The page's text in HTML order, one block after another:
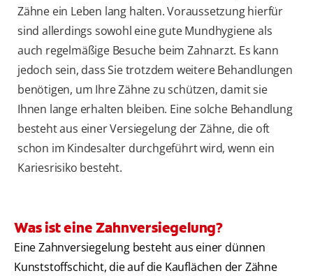
Zähne ein Leben lang halten. Voraussetzung hierfür
sind allerdings sowohl eine gute Mundhygiene als
auch regelmäßige Besuche beim Zahnarzt. Es kann
jedoch sein, dass Sie trotzdem weitere Behandlungen
benötigen, um Ihre Zähne zu schützen, damit sie
Ihnen lange erhalten bleiben. Eine solche Behandlung
besteht aus einer Versiegelung der Zähne, die oft
schon im Kindesalter durchgeführt wird, wenn ein
Kariesrisiko besteht.
Was ist eine Zahnversiegelung?
Eine Zahnversiegelung besteht aus einer dünnen
Kunststoffschicht, die auf die Kauflächen der Zähne